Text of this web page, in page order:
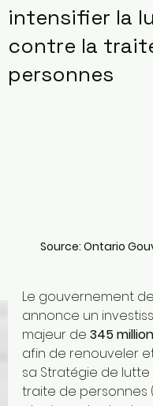
intensifier la
contre la
personnes
Source: Ontario
Le gouvernement de
annonce un
majeur de 345
afin de renouveler
sa Stratégie de
traite de personnes